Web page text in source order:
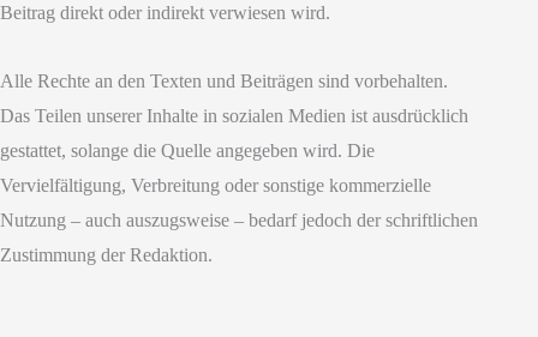
Beitrag direkt oder indirekt verwiesen wird.
Alle Rechte an den Texten und Beiträgen sind vorbehalten.
Das Teilen unserer Inhalte in sozialen Medien ist ausdrücklich
gestattet, solange die Quelle angegeben wird. Die
Vervielfältigung, Verbreitung oder sonstige kommerzielle
Nutzung – auch auszugsweise – bedarf jedoch der schriftlichen
Zustimmung der Redaktion.